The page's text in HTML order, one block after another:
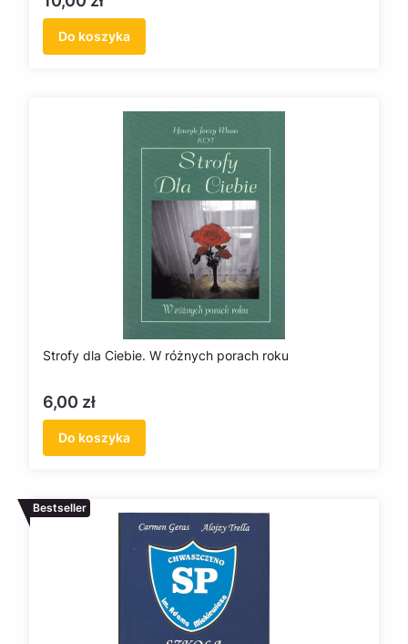
Do koszyka
Strofy dla Ciebie. W różnych porach roku
Cena
6,00 zł
Do koszyka
Bestseller